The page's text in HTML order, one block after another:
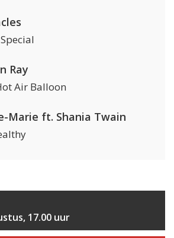
Ray
Air Balloon
Marie ft. Shania Twain
17.00 uur